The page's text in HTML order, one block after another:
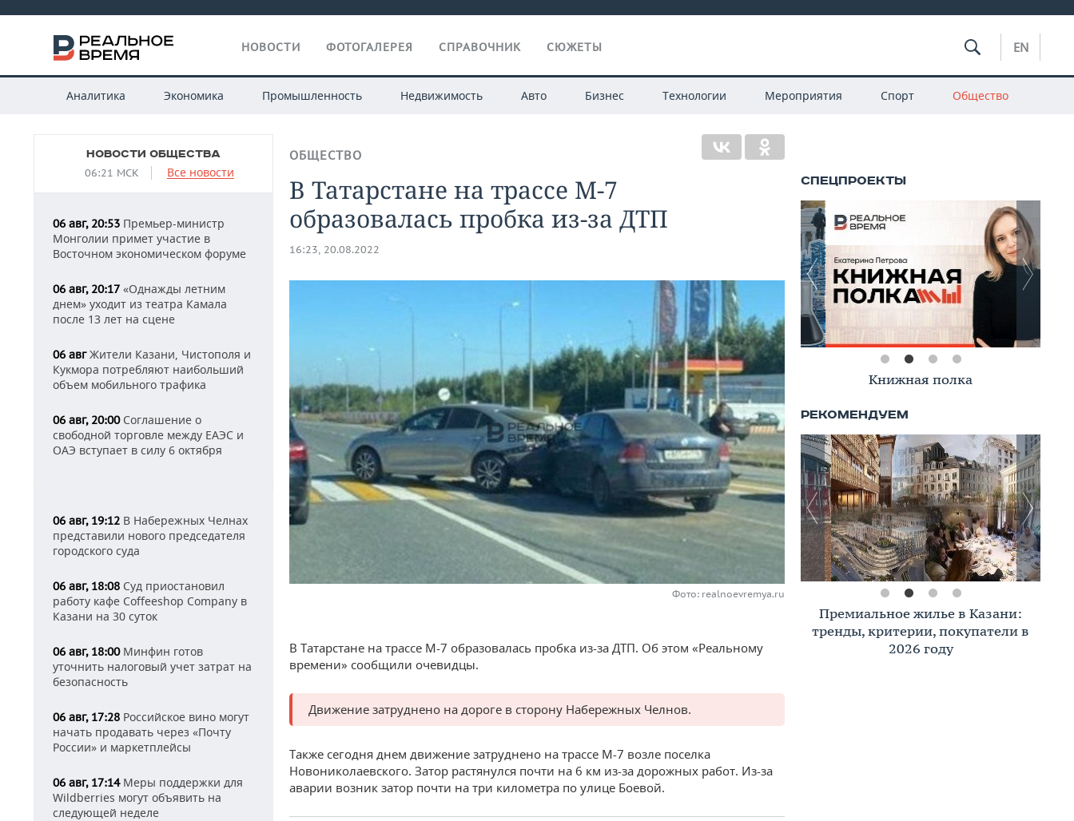
НОВОСТИ ФОТОГАЛЕРЕЯ СПРАВОЧНИК СЮЖЕТЫ EN
Аналитика Экономика Промышленность Недвижимость Авто Бизнес Технологии Мероприятия Спорт Общество
НОВОСТИ ОБЩЕСТВА
06:21 МСК Все новости
06 авг, 20:53 Премьер-министр
Монголии примет участие в
Восточном экономическом форуме
06 авг, 20:17 «Однажды летним
днем» уходит из театра Камала
после 13 лет на сцене
06 авгЖители Казани, Чистополя и
Кукмора потребляют наибольший
объем мобильного трафика
06 авг, 20:00Соглашение о
свободной торговле между ЕАЭС и
ОАЭ вступает в силу 6 октября
06 авг, 19:12 В Набережных Челнах
представили нового председателя
городского суда
06 авг, 18:08 Суд приостановил
работу кафе Coffeeshop Company в
Казани на 30 суток
06 авг, 18:00Минфин готов
уточнить налоговый учет затрат на
безопасность
06 авг, 17:28 Российское вино могут
начать продавать через «Почту
России» и маркетплейсы
06 авг, 17:14Меры поддержки для
Wildberries могут объявить на
следующей неделе
ОБЩЕСТВО
В Татарстане на трассе М-7
образовалась пробка из-за ДТП
16:23, 20.08.2022
Фото: realnoevremya.ru
В Татарстане на трассе М-7 образовалась пробка из-за ДТП. Об этом «Реальному
времени» сообщили очевидцы.
Движение затруднено на дороге в сторону Набережных Челнов.
Также сегодня днем движение затруднено на трассе М-7 возле поселка
Новониколаевского. Затор растянулся почти на 6 км из-за дорожных работ. Из-за
аварии возник затор почти на три километра по улице Боевой.
Книжная полка
Премиальное жилье в Казани:
тренды, критерии, покупатели в
2026 году